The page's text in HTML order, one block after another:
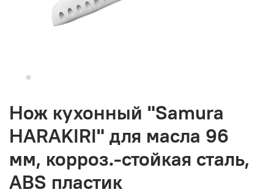
Нож кухонный "Samura
HARAKIRI" для масла 96
мм, корроз.-стойкая сталь,
ABS пластик